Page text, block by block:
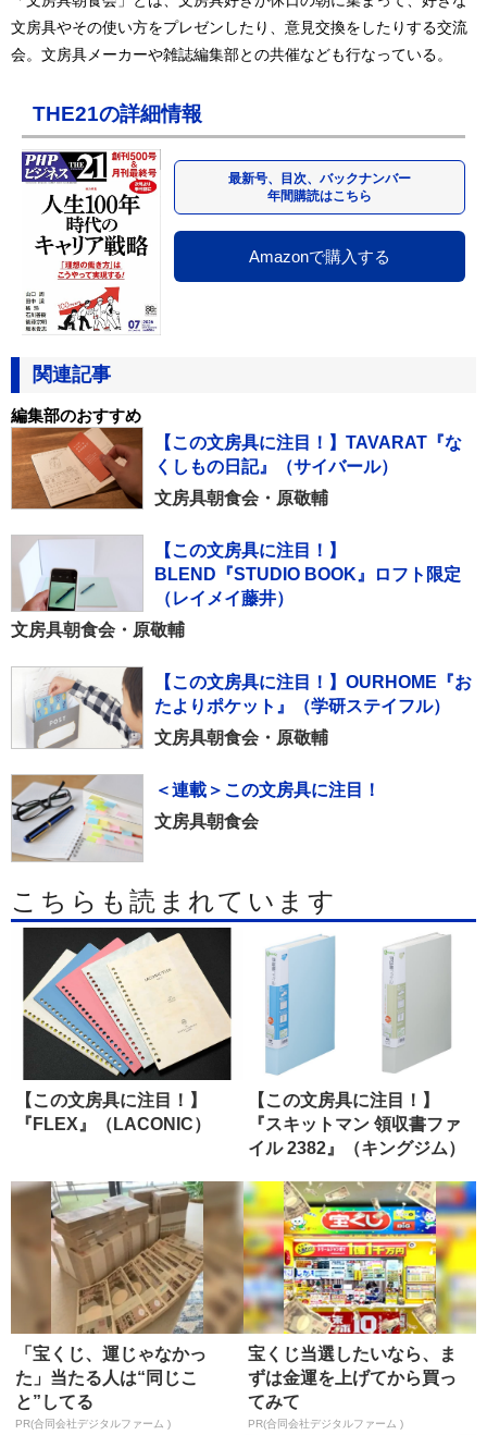
文房具やその使い方をプレゼンしたり、意見交換をしたりする交流
会。文房具メーカーや雑誌編集部との共催なども行なっている。
THE21の詳細情報
最新号、目次、バックナンバー
年間購読はこちら
Amazonで購入する
関連記事
編集部のおすすめ
【この文房具に注目！】TAVARAT『な
くしもの日記』（サイバール）
文房具朝食会・原敬輔
【この文房具に注目！】
BLEND『STUDIO BOOK』ロフト限定
（レイメイ藤井）
文房具朝食会・原敬輔
【この文房具に注目！】OURHOME『お
たよりポケット』（学研ステイフル）
文房具朝食会・原敬輔
＜連載＞この文房具に注目！
文房具朝食会
こちらも読まれています
【この文房具に注目！】
『FLEX』（LACONIC）
【この文房具に注目！】
『スキットマン 領収書ファ
イル 2382』（キングジム）
「宝くじ、運じゃなかっ
た」当たる人は“同じこ
と”してる
PR(合同会社デジタルファーム )
宝くじ当選したいなら、ま
ずは金運を上げてから買っ
てみて
PR(合同会社デジタルファーム )